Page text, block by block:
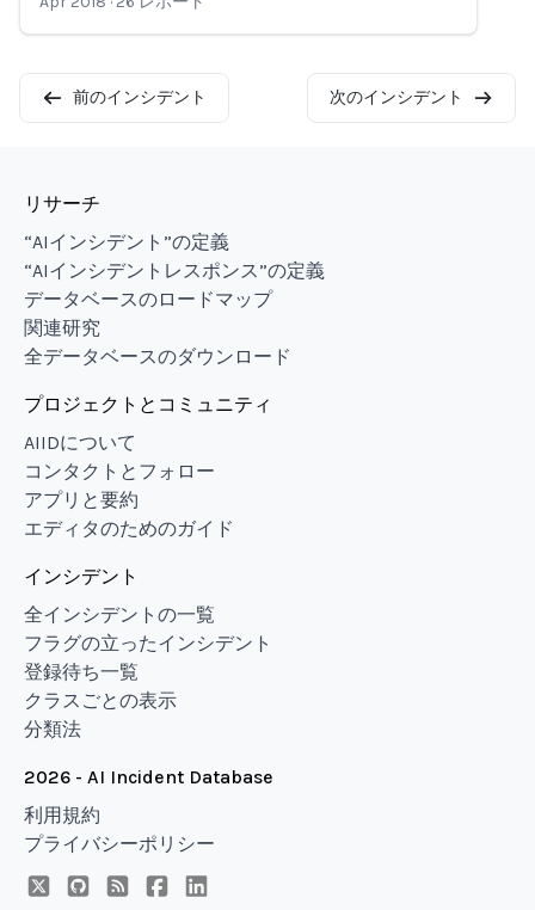
前のインシデント 次のインシデント
リサーチ
“AIインシデント”の定義
“AIインシデントレスポンス”の定義
データベースのロードマップ
関連研究
全データベースのダウンロード
プロジェクトとコミュニティ
AIIDについて
コンタクトとフォロー
アプリと要約
エディタのためのガイド
インシデント
全インシデントの一覧
フラグの立ったインシデント
登録待ち一覧
クラスごとの表示
分類法
2026 - AI Incident Database
利用規約
プライバシーポリシー